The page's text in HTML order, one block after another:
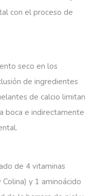
con el proceso de
seco en los
de ingredientes
de calcio limitan
boca e indirectamente
de 4 vitaminas
y 1 aminoácido